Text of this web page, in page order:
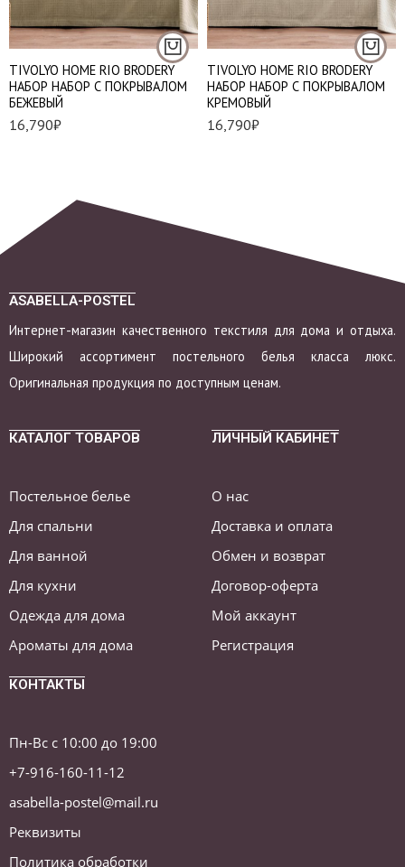
TIVOLYO HOME RIO BRODERY
НАБОР НАБОР С ПОКРЫВАЛОМ
БЕЖЕВЫЙ
16,790₽
TIVOLYO HOME RIO BRODERY
НАБОР НАБОР С ПОКРЫВАЛОМ
КРЕМОВЫЙ
16,790₽
ASABELLA-POSTEL
Интернет-магазин качественного текстиля для дома и отдыха.
Широкий ассортимент постельного белья класса люкс.
Оригинальная продукция по доступным ценам.
КАТАЛОГ ТОВАРОВ
Постельное белье
Для спальни
Для ванной
Для кухни
Одежда для дома
Ароматы для дома
ЛИЧНЫЙ КАБИНЕТ
О нас
Доставка и оплата
Обмен и возврат
Договор-оферта
Мой аккаунт
Регистрация
КОНТАКТЫ
Пн-Вс с 10:00 до 19:00
+7-916-160-11-12
asabella-postel@mail.ru
Реквизиты
Политика обработки